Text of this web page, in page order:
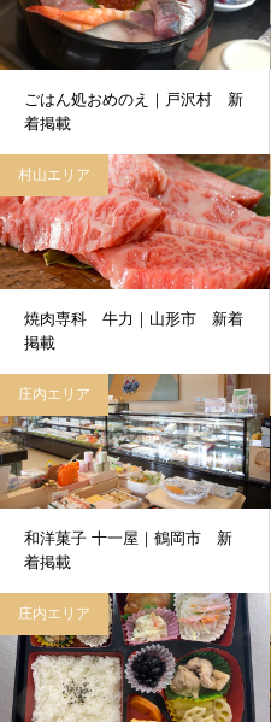
ごはん処おめのえ｜戸沢村 新
着掲載
村山エリア
焼肉専科 牛力｜山形市 新着
掲載
庄内エリア
和洋菓子 十一屋｜鶴岡市 新
着掲載
庄内エリア